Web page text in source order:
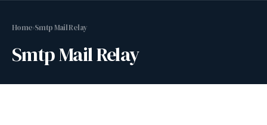
Home›Smtp Mail Relay
Smtp Mail Relay